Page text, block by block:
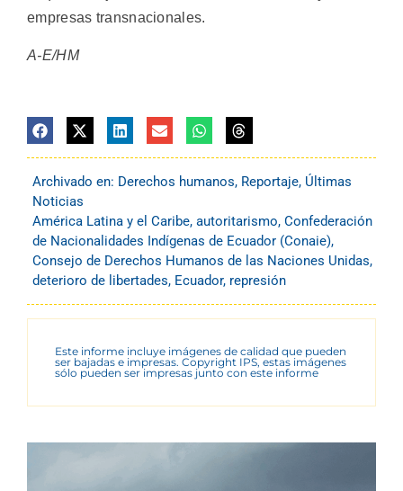
empresas transnacionales.
A-E/HM
Archivado en: Derechos humanos, Reportaje, Últimas
Noticias
América Latina y el Caribe, autoritarismo, Confederación
de Nacionalidades Indígenas de Ecuador (Conaie),
Consejo de Derechos Humanos de las Naciones Unidas,
deterioro de libertades, Ecuador, represión
Este informe incluye imágenes de calidad que pueden
ser bajadas e impresas. Copyright IPS, estas imágenes
sólo pueden ser impresas junto con este informe